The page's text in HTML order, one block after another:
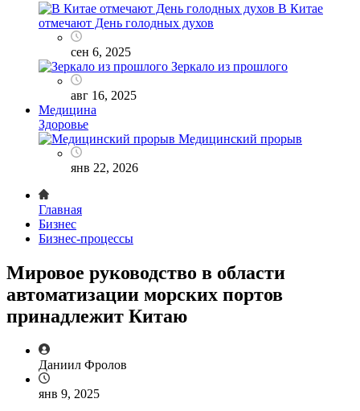
В Китае
отмечают День голодных духов
сен 6, 2025
Зеркало из прошлого
авг 16, 2025
Медицина
Здоровье
Медицинский прорыв
янв 22, 2026
Главная
Бизнес
Бизнес-процессы
Мировое руководство в области
автоматизации морских портов
принадлежит Китаю
Даниил Фролов
янв 9, 2025